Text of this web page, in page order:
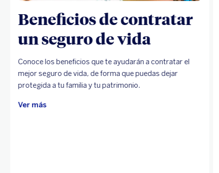
Beneficios de contratar
un seguro de vida
Conoce los beneficios que te ayudarán a contratar el
mejor seguro de vida, de forma que puedas dejar
protegida a tu familia y tu patrimonio.
Ver más